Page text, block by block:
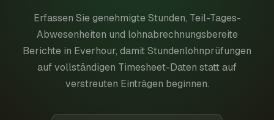
Erfassen Sie genehmigte Stunden, Teil-Tages-
Abwesenheiten und lohnabrechnungsbereite
Berichte in Everhour, damit Stundenlohnprüfungen
auf vollständigen Timesheet-Daten statt auf
verstreuten Einträgen beginnen.